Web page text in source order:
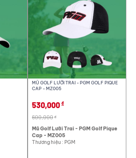
MŨ GOLF LƯỠI TRAI - PGM GOLF PIQUE
CAP - MZ005
530,000 đ
600,000 đ
Mũ Golf Lưỡi Trai - PGM Golf Pique
Cap - MZ005
Thương hiệu : PGM